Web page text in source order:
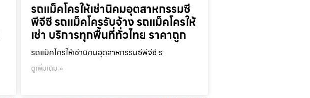
รถแม็คโครให้เช่านิคมอุตสาหกรรมซี
พีจีซี รถแม็คโครรับจ้าง รถแม็คโครให้
เช่า บริการทุกพื้นที่ทั่วไทย ราคาถูก
รถแม็คโครให้เช่านิคมอุตสาหกรรมซีพีจีซี ร
ดูเพิ่มเติม »